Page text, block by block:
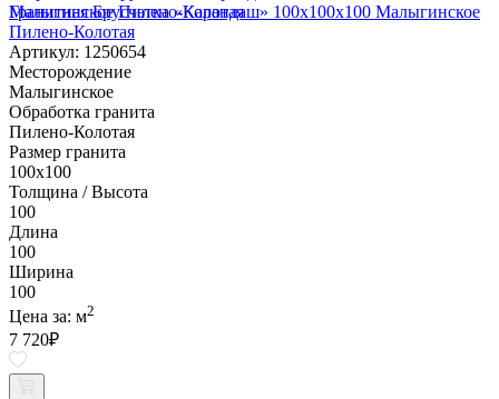
Гранитная Брусчатка «Карандаш» 100х100x100 Малыгинское
Пилено-Колотая
Артикул: 1250654
Месторождение
Малыгинское
Обработка гранита
Пилено-Колотая
Размер гранита
100х100
Толщина / Высота
100
Длина
100
Ширина
100
Цена за: м2
7 720₽